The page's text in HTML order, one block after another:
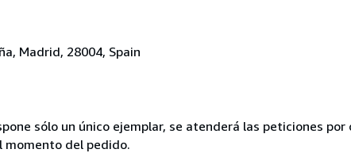
Madrid, 28004, Spain
sólo un único ejemplar, se atenderá las peticiones
momento del pedido.